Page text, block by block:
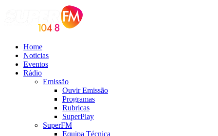
Home
Noticias
Eventos
Rádio
Emissão
Ouvir Emissão
Programas
Rubricas
SuperPlay
SuperFM
Equipa Técnica